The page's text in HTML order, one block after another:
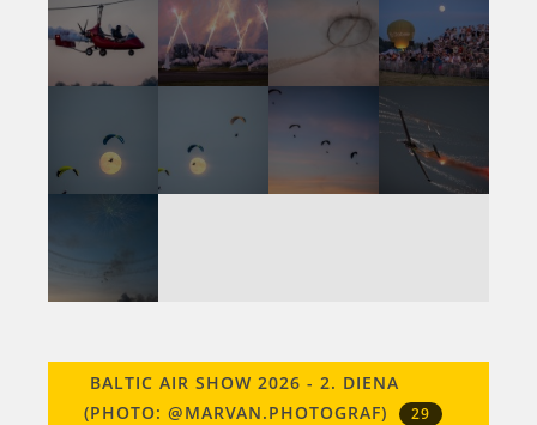
BALTIC AIR SHOW 2026 - 2. DIENA
(PHOTO: @MARVAN.PHOTOGRAF)
29